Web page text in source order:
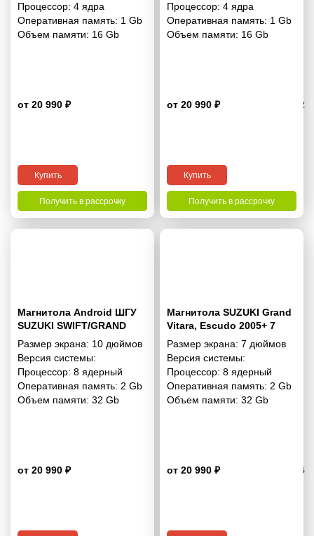
Процессор: 4 ядра
Оперативная память: 1 Gb
Объем памяти: 16 Gb
от 20 990 ₽ 4.2
Купить
Получить в рассрочку
Процессор: 4 ядра
Оперативная память: 1 Gb
Объем памяти: 16 Gb
от 20 990 ₽
Купить
Получить в рассрочку
Магнитола Android ШГУ
SUZUKI SWIFT/GRAND
VITARA 2009-2017 10
дюймов - 10.1 2/32 Гб
Simple
Размер экрана: 10 дюймов
Версия системы:
Процессор: 8 ядерный
Оперативная память: 2 Gb
Объем памяти: 32 Gb
от 20 990 ₽ 4.6
Магнитола SUZUKI Grand
Vitara, Escudo 2005+ 7
дюймов - 10.1 2/32 Гб
Simple
Размер экрана: 7 дюймов
Версия системы:
Процессор: 8 ядерный
Оперативная память: 2 Gb
Объем памяти: 32 Gb
от 20 990 ₽